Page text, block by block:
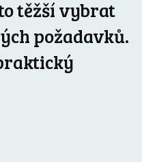
těžší vybrat
požadavků.